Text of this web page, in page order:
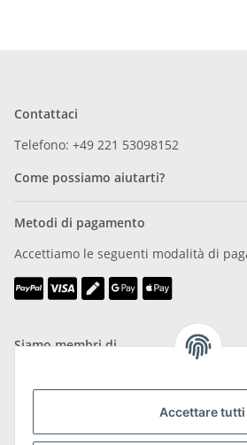
Accettare tutti
Contattaci
Telefono: +49 221 53098152
Come possiamo aiutarti?
Metodi di pagamento
Accettiamo le seguenti modalità di
Siamo membri di